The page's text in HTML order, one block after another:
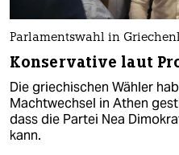
Parlamentswahl in
Konservative laut
Die griechischen Wähler
Machtwechsel in Athen
dass die Partei Nea
kann.